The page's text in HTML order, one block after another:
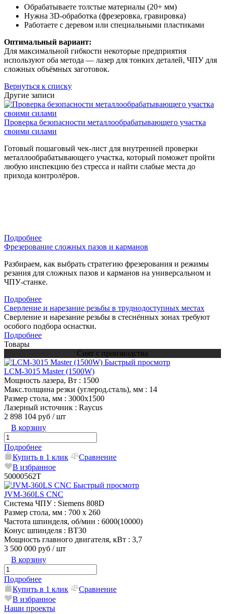
Обрабатываете толстые материалы (20+ мм)
Нужна 3D-обработка (фрезеровка, гравировка)
Работаете с деревом или специальными пластиками
Оптимальный вариант:
Для максимальной гибкости некоторые предприятия
используют оба метода — лазер для тонких деталей, ЧПУ для
сложных объёмных заготовок.
Вернуться к списку
Другие записи
Проверка безопасности металлообрабатывающего участка
своими силами
Готовый пошаговый чек-лист для внутренней проверки
металлообрабатывающего участка, который поможет пройти
любую инспекцию без стресса и найти слабые места до
прихода контролёров.
Подробнее
Фрезерование сложных пазов и карманов
Разбираем, как выбрать стратегию фрезерования и режимы
резания для сложных пазов и карманов на универсальном и
ЧПУ-станке.
Подробнее
Сверление и нарезание резьбы в труднодоступных местах
Сверление и нарезание резьбы в стеснённых зонах требуют
особого подбора оснастки.
Подробнее
Товары
Снят с производства
Быстрый просмотр
LCM-3015 Master (1500W)
Мощность лазера, Вт : 1500
Макс.толщина резки (углерод.сталь), мм : 14
Размер стола, мм : 3000х1500
Лазерный источник : Raycus
2 898 104 руб / шт
В корзину
Подробнее
Купить в 1 клик
Сравнение
В избранное
50000562T
Быстрый просмотр
JVM-360LS CNC
Система ЧПУ: Siemens 808D
Размер стола, мм : 700 х 260
Частота шпинделя, об/мин : 6000(10000)
Конус шпинделя : BT30
Мощность главного двигателя, кВт : 3,7
3 500 000 руб / шт
В корзину
Подробнее
Купить в 1 клик
Сравнение
В избранное
Наши проекты